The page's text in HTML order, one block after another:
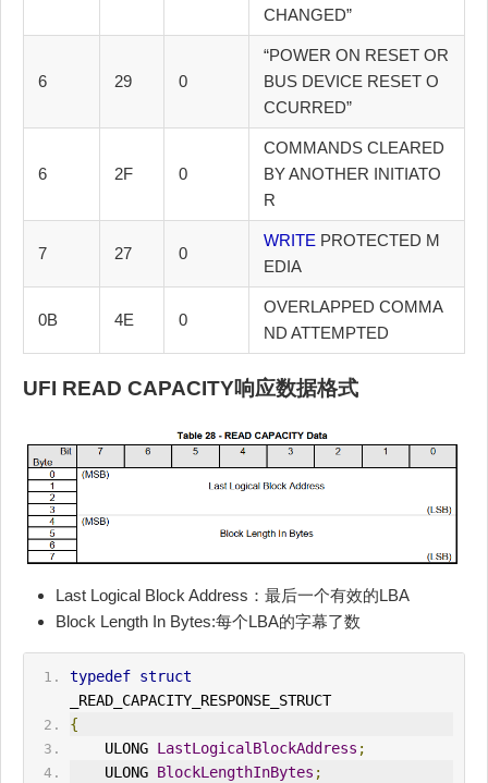
CHANGED”
6 29 0
“POWER ON RESET OR
BUS DEVICE RESET O
CCURRED”
6 2F 0
COMMANDS CLEARED
BY ANOTHER INITIATO
R
7 27 0
WRITE PROTECTED M
EDIA
0B 4E 0
OVERLAPPED COMMA
ND ATTEMPTED
UFI READ CAPACITY响应数据格式
Last Logical Block Address：最后一个有效的LBA
Block Length In Bytes:每个LBA的字幕了数
typedef struct
_READ_CAPACITY_RESPONSE_STRUCT
{
    ULONG
LastLogicalBlockAddress ;
    ULONG
BlockLengthInBytes ;